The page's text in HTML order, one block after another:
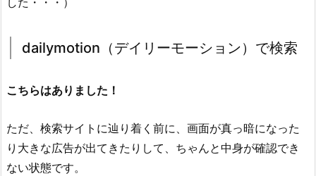
dailymotion（デイリーモーション）で検索
こちらはありました！
ただ、検索サイトに辿り着く前に、画面が真っ暗になった
り大きな広告が出てきたりして、ちゃんと中身が確認でき
ない状態です。